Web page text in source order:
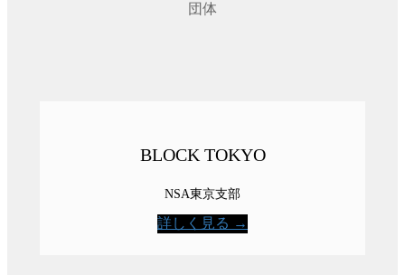
団体
BLOCK TOKYO
NSA東京支部
詳しく見る →